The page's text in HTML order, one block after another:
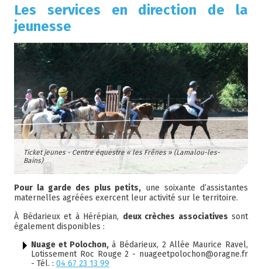
Les services en direction de la
jeunesse
Ticket jeunes - Centre équestre« les Frênes »(Lamalou-les-
Bains)
Pour la garde des plus petits, une soixante d’assistantes
maternelles agréées exercent leur activité sur le territoire.
À Bédarieux et à Hérépian, deux crèches associatives sont
également disponibles :
Nuage et Polochon,à Bédarieux, 2 Allée Maurice Ravel,
Lotissement Roc Rouge 2 - nuageetpolochon@oragne.fr
- Tél. : 04 67 23 13 99